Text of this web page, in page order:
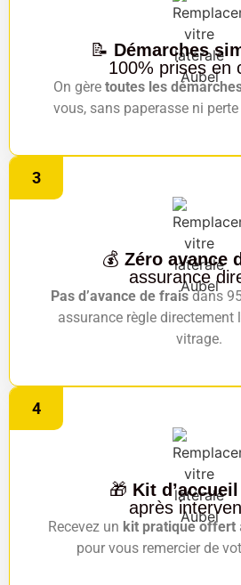
📝 Démarches
100% prises en
On gère toutes les
vous, sans paperasse ni
3
💰 Zéro avance
assurance
Pas d’avance de fraisdans
assurance règle directement
vitrage.
4
🎁 Kit
après
Recevez un kit pratique offert
pour vous remercier de